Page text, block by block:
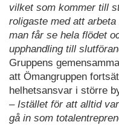
vilket som kommer till
roligaste med att
man får se hela flödet
upphandling till
Gruppens
att Ömangruppen
helhetsansvar i större
– Istället för att alltid
gå in som